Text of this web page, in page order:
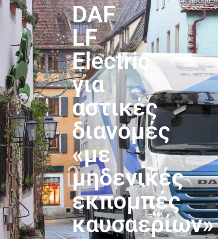
DAF
LF
Electric
για
αστικές
διανομές
«με
μηδενικές
εκπομπές
καυσαερίων»